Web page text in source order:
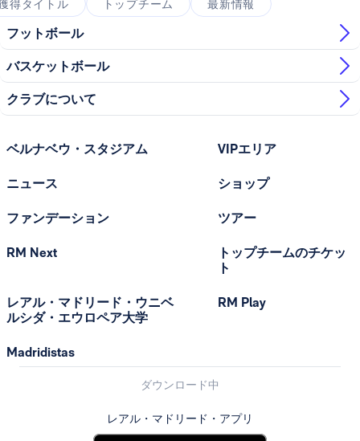
得タイトル
トップチーム 最新情報
フットボール
バスケットボール
クラブについて
ベルナベウ・スタジアム
ニュース
ファンデーション
RM Next
レアル・マドリード・ウニベ
ルシダ・エウロペア大学
Madridistas
VIPエリア
ショップ
ツアー
トップチームのチケッ
ト
RM Play
ダウンロード中
レアル・マドリード・アプリ